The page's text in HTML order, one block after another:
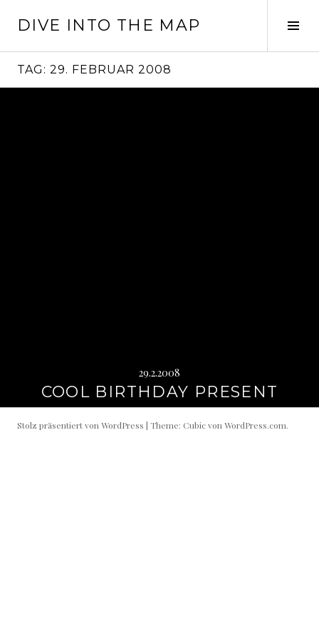
zumDIVE INTO THE MAP
TAG: 29. FEBRUAR 2008
29.2.2008
COOL BIRTHDAY PRESENT
Stolz präsentiert von WordPress | Theme: Cubic von WordPress.com.